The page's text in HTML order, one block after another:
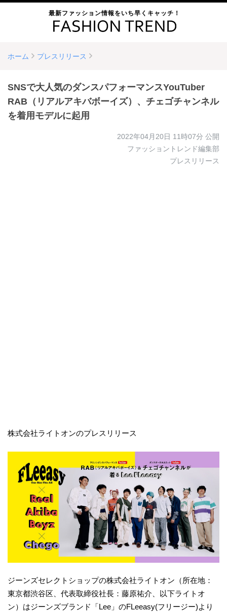
最新ファッション情報をいち早くキャッチ！
ホーム プレスリリース
SNSで大人気のダンスパフォーマンスYouTuber
RAB（リアルアキバボーイズ）、チェゴチャンネル
を着用モデルに起用
2022年04月20日 11時07分 公開
ファッショントレンド編集部
プレスリリース
株式会社ライトオンのプレスリリース
ジーンズセレクトショップの株式会社ライトオン（所在地：
東京都渋谷区、代表取締役社長：藤原祐介、以下ライトオ
ン）はジーンズブランド「Lee」のFLeeasy(フリージー)より